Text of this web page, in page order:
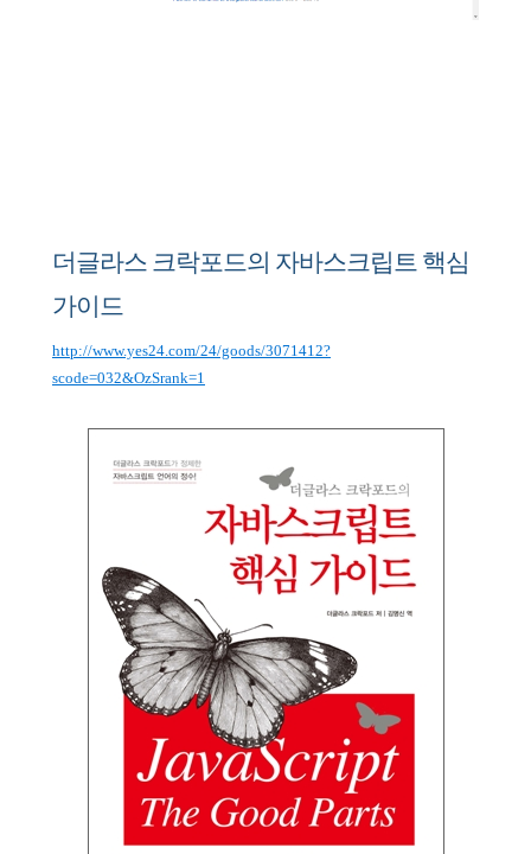
더글라스 크락포드의 자바스크립트 핵심
가이드
http://www.yes24.com/24/goods/3071412?
scode=032&OzSrank=1